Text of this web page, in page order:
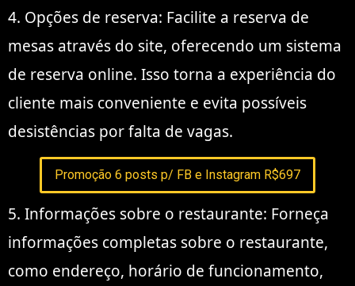
4. Opções de reserva: Facilite a reserva de
mesas através do site, oferecendo um sistema
de reserva online. Isso torna a experiência do
cliente mais conveniente e evita possíveis
desistências por falta de vagas.
Promoção 6 posts p/ FB e Instagram R$697
5. Informações sobre o restaurante: Forneça
informações completas sobre o restaurante,
como endereço, horário de funcionamento,